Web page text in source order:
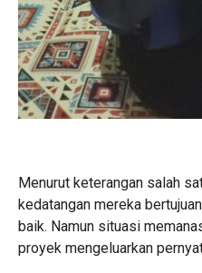
Menurut keterangan salah
kedatangan mereka
baik. Namun situasi
proyek mengeluarkan